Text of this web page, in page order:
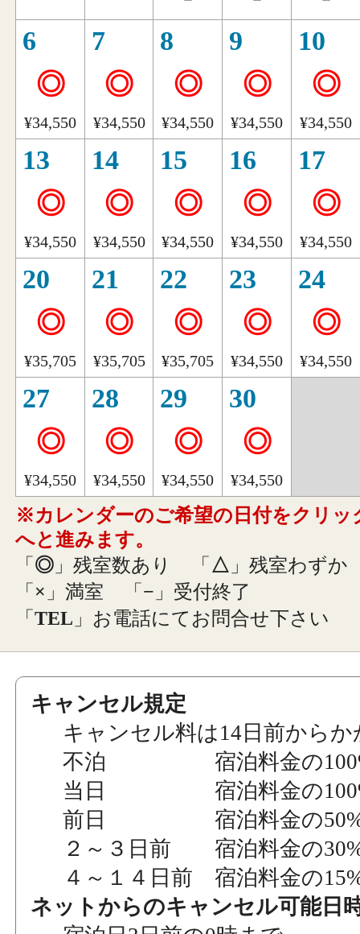
6
◎
¥34,550
7
◎
¥34,550
8
◎
¥34,550
9
◎
¥34,550
10
◎
¥34,550
13
◎
¥34,550
14
◎
¥34,550
15
◎
¥34,550
16
◎
¥34,550
17
◎
¥34,550
20
◎
¥35,705
21
◎
¥35,705
22
◎
¥35,705
23
◎
¥34,550
24
◎
¥34,550
27
◎
¥34,550
28
◎
¥34,550
29
◎
¥34,550
30
◎
¥34,550
※カレンダーのご希望の日付をクリッ
へと進みます。
「 ◎ 」残室数あり 「 △ 」残室わずか
「 × 」満室 「 − 」受付終了
「TEL 」お電話にてお問合せ下さい
キャンセル規定
キャンセル料は14日前から
不泊 宿泊料金の
当日 宿泊料金の
前日 宿泊料金の
２～３日前 宿泊料金の
４～１４日前 宿泊料金の
ネットからのキャンセル可能日